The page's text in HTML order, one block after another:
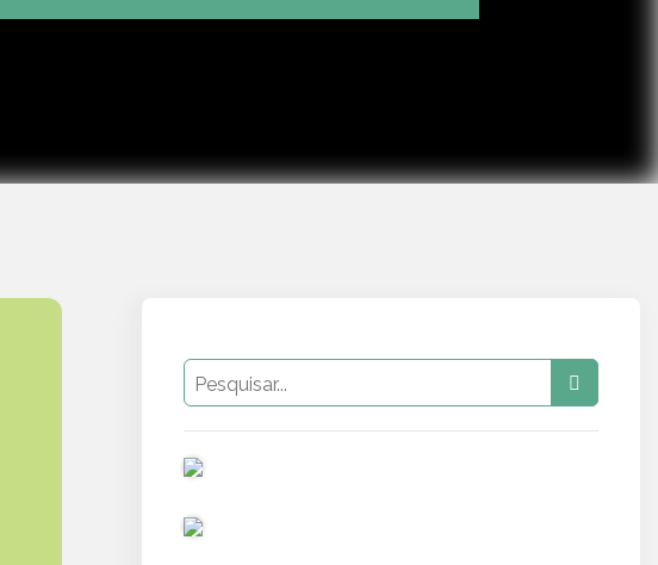
Mute Settings